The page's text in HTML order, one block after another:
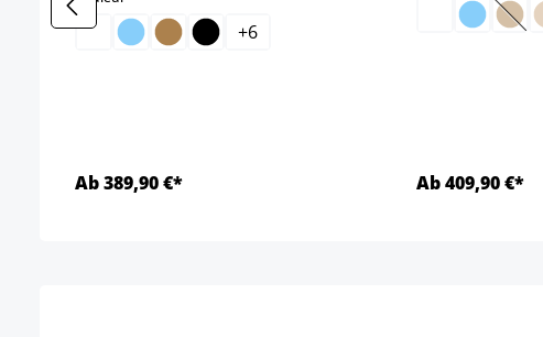
+6
Ab 389,90 €* Ab 409,90 €*